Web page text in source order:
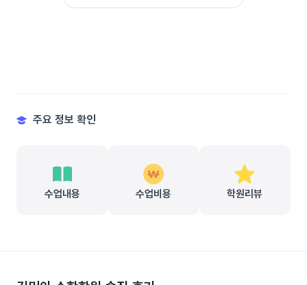
주요 정보 확인
수업내용 수업비용 학원리뷰